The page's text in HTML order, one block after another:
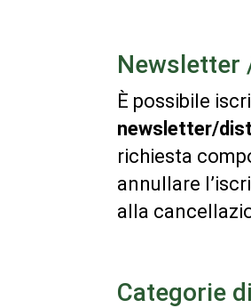
Newsletter
È possibile
newsletter/
richiesta
annullare
alla
Categorie